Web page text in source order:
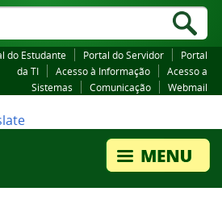
Legislação
do Estudante Portal do Servidor
Portal
da TI
Acesso à Informação
Acesso a
Sistemas
Comunicação Webmail